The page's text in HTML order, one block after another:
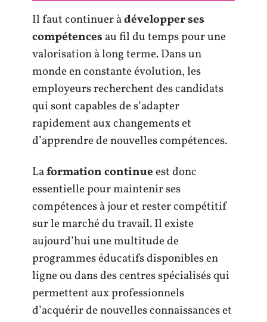
Il faut continuer àdévelopper ses
compétences au fil du temps pour une
valorisation à long terme. Dans un
monde en constante évolution, les
employeurs recherchent des candidats
qui sont capables de s’adapter
rapidement aux changements et
d’apprendre de nouvelles compétences.
Laformation continueest donc
essentielle pour maintenir ses
compétences à jour et rester compétitif
sur le marché du travail. Il existe
aujourd’hui une multitude de
programmes éducatifs disponibles en
ligne ou dans des centres spécialisés qui
permettent aux professionnels
d’acquérir de nouvelles connaissances et